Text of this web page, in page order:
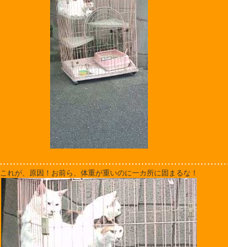
これが、原因！お前ら、体重が重いのに一カ所に固まるな！